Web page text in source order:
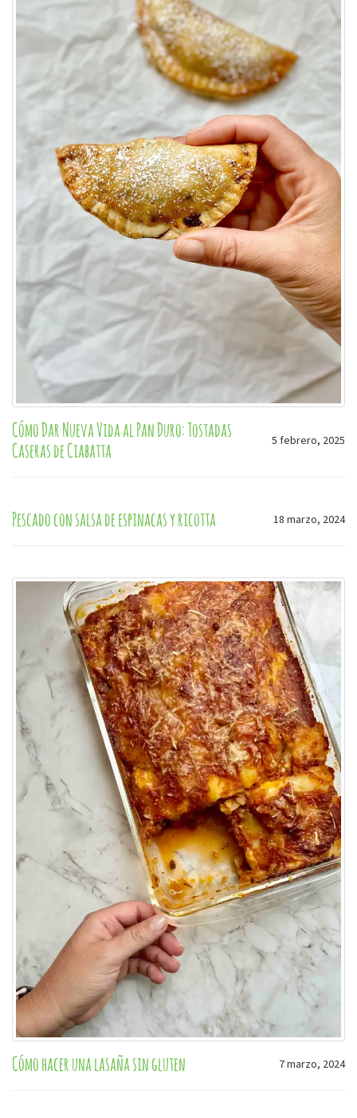
Cómo Dar Nueva Vida al Pan Duro: Tostadas
Caseras de Ciabatta
5 febrero, 2025
Pescado con salsa de espinacas y ricotta 18 marzo, 2024
Cómo hacer una lasaña sin gluten 7 marzo, 2024